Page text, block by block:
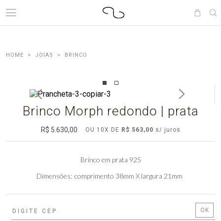
JOIAS BRINCO
Brinco Morph redondo | prata
R$ 5.630,00 OU 10X DE R$ 563,00
Brinco em prata 925
Dimensões comprimento 38mm X largura 21mm